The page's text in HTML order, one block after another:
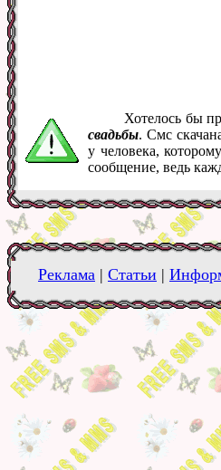
Хотелось бы
свадьбы. Смс
у человека,
сообщение, ведь
Реклама | Статьи |